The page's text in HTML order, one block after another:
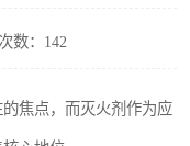
数：142
焦点，而灭火剂作为应
剂